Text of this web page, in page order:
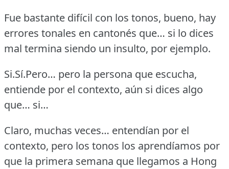
Fue bastante difícil con los tonos, bueno, hay
errores tonales en cantonés que… si lo dices
mal termina siendo un insulto, por ejemplo.
Si.Sí.Pero… pero la persona que escucha,
entiende por el contexto, aún si dices algo
que… si…
Claro, muchas veces… entendían por el
contexto, pero los tonos los aprendíamos por
que la primera semana que llegamos a Hong